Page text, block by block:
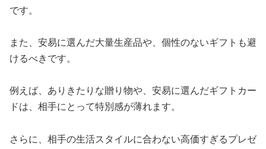
です。
また、安易に選んだ大量生産品や、個性のないギフトも避
けるべきです。
例えば、ありきたりな贈り物や、安易に選んだギフトカー
ドは、相手にとって特別感が薄れます。
さらに、相手の生活スタイルに合わない高価すぎるプレゼ